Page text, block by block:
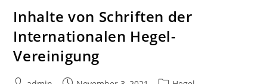
Vereinigung
Inhalte von Schriften der
Internationalen Hegel-
Vereinigung